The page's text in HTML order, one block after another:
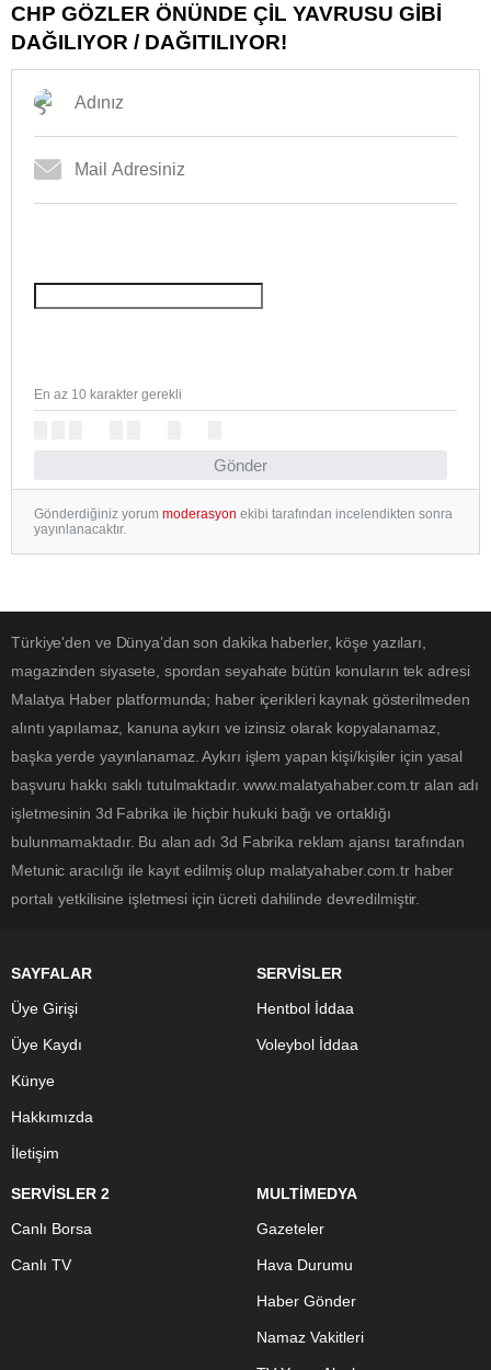
CHP GÖZLER ÖNÜNDE ÇİL YAVRUSU GİBİ
DAĞILIYOR / DAĞITILIYOR!
Gönder
En az 10 karakter gerekli
Gönderdiğiniz yorum moderasyon ekibi tarafından incelendikten sonra
yayınlanacaktır.
Türkiye'den ve Dünya’dan son dakika haberler, köşe yazıları,
magazinden siyasete, spordan seyahate bütün konuların tek adresi
Malatya Haber platformunda; haber içerikleri kaynak gösterilmeden
alıntı yapılamaz, kanuna aykırı ve izinsiz olarak kopyalanamaz,
başka yerde yayınlanamaz. Aykırı işlem yapan kişi/kişiler için yasal
başvuru hakkı saklı tutulmaktadır. www.malatyahaber.com.tr alan adı
işletmesinin 3d Fabrika ile hiçbir hukuki bağı ve ortaklığı
bulunmamaktadır. Bu alan adı 3d Fabrika reklam ajansı tarafından
Metunic aracılığı ile kayıt edilmiş olup malatyahaber.com.tr haber
portalı yetkilisine işletmesi için ücreti dahilinde devredilmiştir.
SAYFALAR
Üye Girişi
Üye Kaydı
Künye
Hakkımızda
İletişim
SERVİSLER
Hentbol İddaa
Voleybol İddaa
SERVİSLER 2
Canlı Borsa
Canlı TV
MULTİMEDYA
Gazeteler
Hava Durumu
Haber Gönder
Namaz Vakitleri